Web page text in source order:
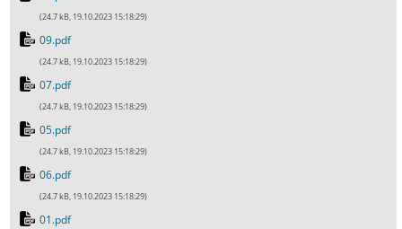
(24.7 kB, 19.10.2023 15:18:29)
09.pdf
(24.7 kB, 19.10.2023 15:18:29)
07.pdf
(24.7 kB, 19.10.2023 15:18:29)
05.pdf
(24.7 kB, 19.10.2023 15:18:29)
06.pdf
(24.7 kB, 19.10.2023 15:18:29)
01.pdf